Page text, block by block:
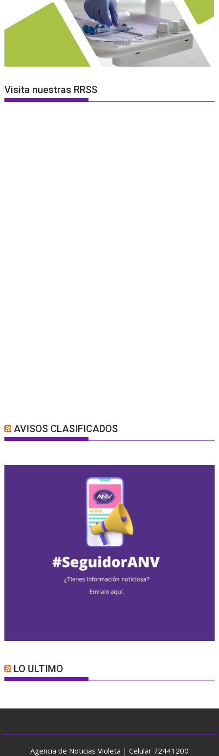
Visita nuestras RRSS
AVISOS CLASIFICADOS
LO ULTIMO
Agencia de Noticias Violeta | Celular 72441200